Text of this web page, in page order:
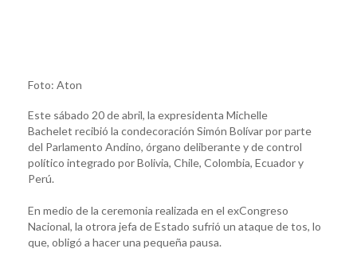
Foto: Aton
Este sábado 20 de abril, la expresidenta Michelle
Bachelet recibió la condecoración Simón Bolívar por parte
del Parlamento Andino, órgano deliberante y de control
político integrado por Bolivia, Chile, Colombia, Ecuador y
Perú.
En medio de la ceremonia realizada en el exCongreso
Nacional, la otrora jefa de Estado sufrió un ataque de tos, lo
que, obligó a hacer una pequeña pausa.